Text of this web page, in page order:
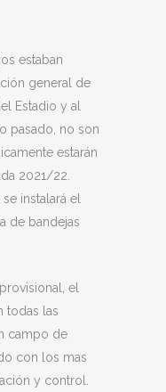
estaban
general de
Estadio y al
pasado, no son
estarán
2021/22.
instalará el
de bandejas
el
todas las
campo de
con los mas
y control.